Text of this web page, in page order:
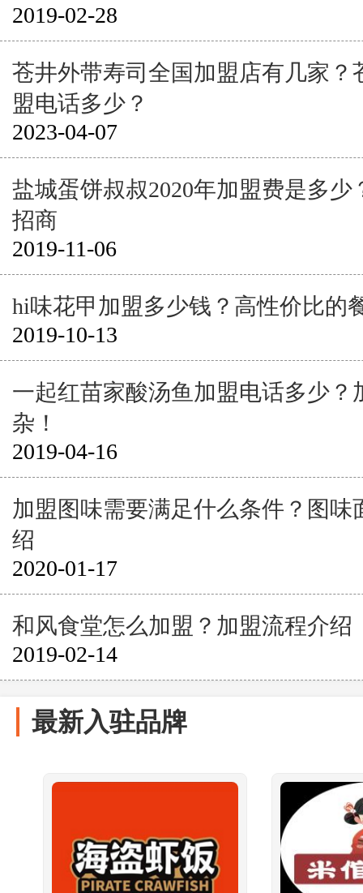
2019-02-28
苍井外带寿司全国加盟店有几家？
盟电话多少？
2023-04-07
盐城蛋饼叔叔2020年加盟费是多少
招商
2019-11-06
hi味花甲加盟多少钱？高性价比的
2019-10-13
一起红苗家酸汤鱼加盟电话多少？
杂！
2019-04-16
加盟图味需要满足什么条件？图味
绍
2020-01-17
和风食堂怎么加盟？加盟流程介绍
2019-02-14
最新入驻品牌